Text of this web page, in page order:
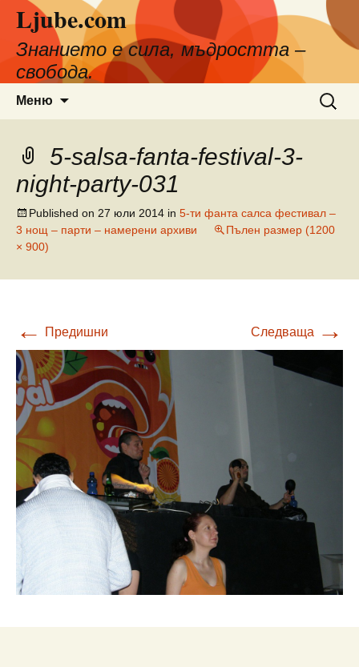
съдържанието
Ljube.com
Знанието е сила, мъдростта –
свобода.
Меню
за:
5-salsa-fanta-festival-3-
night-party-031
Published on 27 юли 2014 in 5-ти фанта салса фестивал –
3 нощ – парти – намерени архиви
Пълен размер (1200
× 900)
← Предишни Следваща →